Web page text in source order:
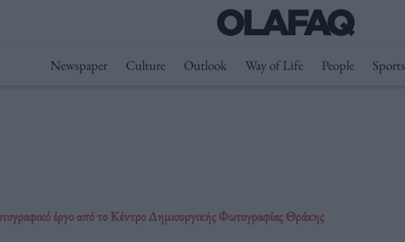
Newspaper Culture Outlook Way of Life People Sports
έργο από το Κέντρο Δημιουργικής Φωτογραφίας Θράκης